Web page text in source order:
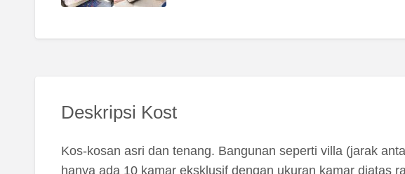
Deskripsi Kost
Kos-kosan asri dan tenang. Bangunan seperti villa (jarak
hanya ada 10 kamar eksklusif dengan ukuran kamar diatas